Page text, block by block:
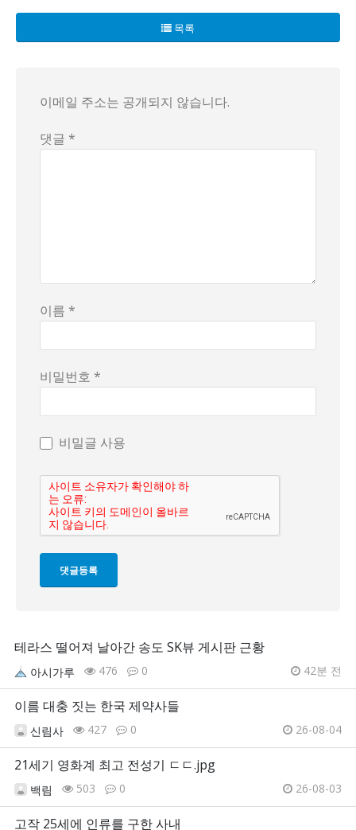
경악스러운 건, 이 사진이 인터넷에 유포된 것도 아니고 그
더욱이, 만약 무죄 판결을 받게 된다면 역으로 무고죄로 고
목록
이메일 주소는 공개되지 않습니다.
댓글 *
이름 *
비밀번호 *
비밀글 사용
테라스 떨어져 날아간 송도 SK뷰 게시판 근황
아시가루 476 0 42분 전
이름 대충 짓는 한국 제약사들
신림사 427 0 26-08-04
21세기 영화계 최고 전성기 ㄷㄷ.jpg
백림 503 0 26-08-03
고작 25세에 인류를 구한 사내